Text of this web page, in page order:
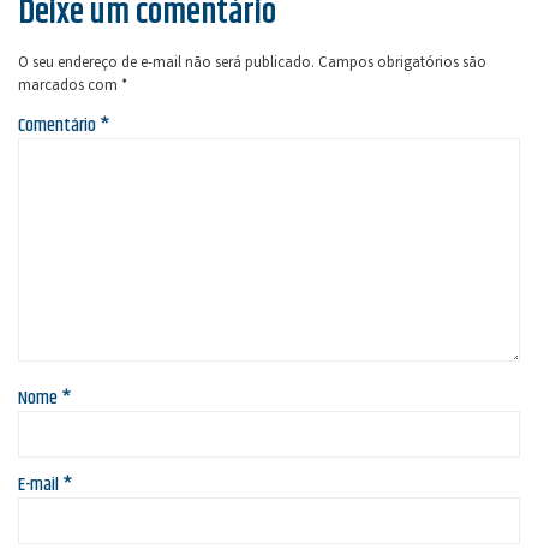
Deixe um comentário
O seu endereço de e-mail não será publicado. Campos obrigatórios são
marcados com *
Comentário*
Nome*
E-mail*